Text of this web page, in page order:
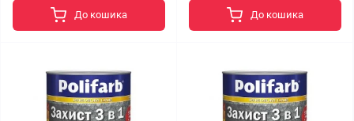
До кошика До кошика